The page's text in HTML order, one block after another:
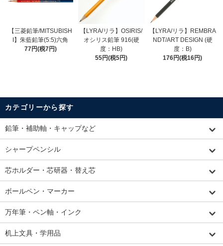
【三菱鉛筆/MITSUBISH
I】朱藍鉛筆(5:5)六角
77円(税7円)
【LYRA/リラ】OSIRIS/
オシリス鉛筆 916(硬
度：HB)
55円(税5円)
【LYRA/リラ】REMBRA
NDT/ART DESIGN (硬
度：B)
176円(税16円)
カテゴリーから探す
鉛筆・補助軸・キャップなど
シャープペンシル
芯ホルダー・芯研器・替え芯
ボールペン・マーカー
万年筆・ペン軸・インク
机上文具・学用品